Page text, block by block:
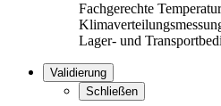
Fachgerechte
Lager- und
Validierung
Schließen